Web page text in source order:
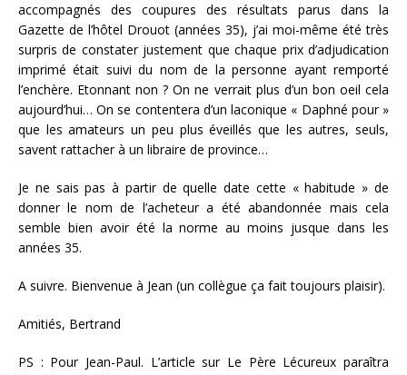
accompagnés des coupures des résultats parus dans la
Gazette de l’hôtel Drouot (années 35), j’ai moi-même été très
surpris de constater justement que chaque prix d’adjudication
imprimé était suivi du nom de la personne ayant remporté
l’enchère. Etonnant non ? On ne verrait plus d’un bon oeil cela
aujourd’hui… On se contentera d’un laconique « Daphné pour »
que les amateurs un peu plus éveillés que les autres, seuls,
savent rattacher à un libraire de province…
Je ne sais pas à partir de quelle date cette « habitude » de
donner le nom de l’acheteur a été abandonnée mais cela
semble bien avoir été la norme au moins jusque dans les
années 35.
A suivre. Bienvenue à Jean (un collègue ça fait toujours plaisir).
Amitiés, Bertrand
PS : Pour Jean-Paul. L’article sur Le Père Lécureux paraîtra